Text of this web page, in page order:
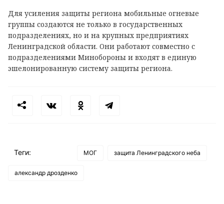
Для усиления защиты региона мобильные огневые
группы создаются не только в государственных
подразделениях, но и на крупных предприятиях
Ленинградской области. Они работают совместно с
подразделениями Минобороны и входят в единую
эшелонированную систему защиты региона.
Теги: МОГ защита Ленинградского неба
александр дрозденко